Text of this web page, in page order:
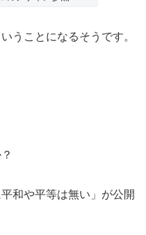
うことになるそうです。
和や平等は無い」が公開